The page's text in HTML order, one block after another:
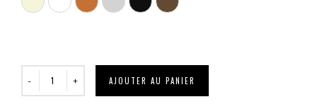
Beige Blanc Brun Gris clairNoir Taupe
AJOUTER AU PANIER